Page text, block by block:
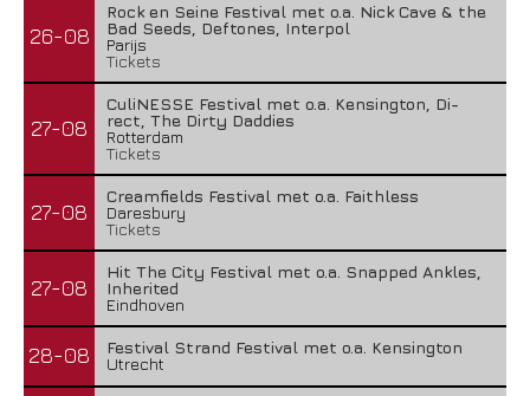
26-08
Rock en Seine Festival met o.a. Nick Cave & the
Bad Seeds, Deftones, Interpol
Parijs
Tickets
27-08
CuliNESSE Festival met o.a. Kensington, Di-
rect, The Dirty Daddies
Rotterdam
Tickets
27-08
Creamfields Festival met o.a. Faithless
Daresbury
Tickets
27-08
Hit The City Festival met o.a. Snapped Ankles,
Inherited
Eindhoven
28-08
Festival Strand Festival met o.a. Kensington
Utrecht